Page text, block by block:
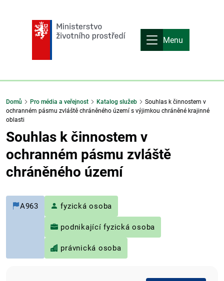
Menu
Domů Pro média a veřejnost Katalog služeb
Souhlas k činnostem v
ochranném pásmu zvláště chráněného území s výjimkou chráněné krajinné
oblasti
Souhlas k činnostem v
ochranném pásmu zvláště
chráněného území
A963 fyzická osoba
podnikající fyzická osoba
právnická osoba